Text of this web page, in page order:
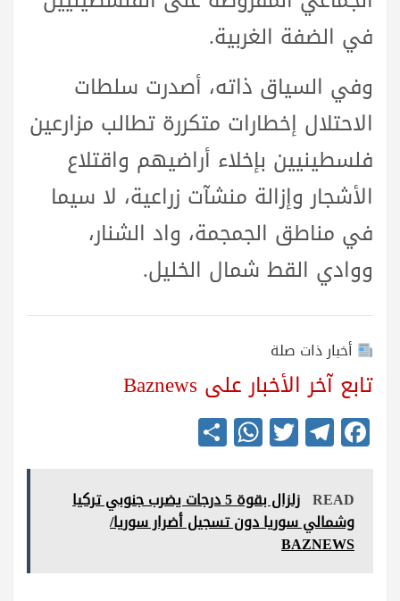
في الضفة الغربية.
وفي السياق ذاته، أصدرت سلطات
الاحتلال إخطارات متكررة تطالب مزارعين
فلسطينيين بإخلاء أراضيهم واقتلاع
الأشجار وإزالة منشآت زراعية، لا سيما
في مناطق الجمجمة، واد الشنار،
ووادي القط شمال الخليل.
أخبار ذات صلة
تابع آخر الأخبار على Baznews
Fa
ce
bo
ok
Te
le
gr
a
m
T
wi
tte
r
W
ha
ts
A
pp
re READ
زلزال بقوة 5 درجات يضرب جنوبي تركيا
وشمالي سوريا دون تسجيل أضرار سوريا/
BAZNEWS